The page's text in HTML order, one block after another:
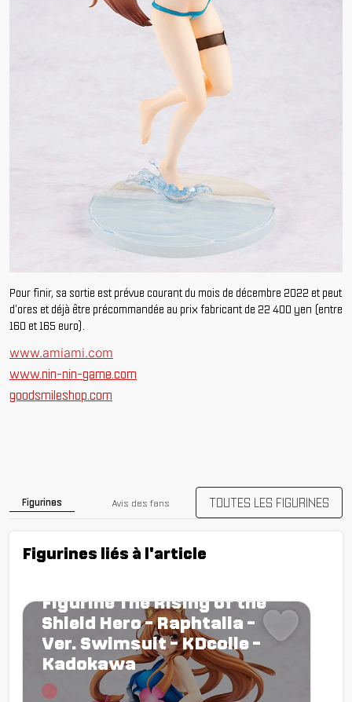
Pour finir, sa sortie est prévue courant du mois de décembre 2022 et peut
d'ores et déjà être précommandée au prix fabricant de 22 400 yen (entre
160 et 165 euro).
www.amiami.com
www.nin-nin-game.com
goodsmileshop.com
Figurines Avis des fans TOUTES LES FIGURINES
Figurines liés à l'article
Figurine The Rising of the
Shield Hero - Raphtalia -
Ver. Swimsuit - KDcolle -
Kadokawa
Chargement...